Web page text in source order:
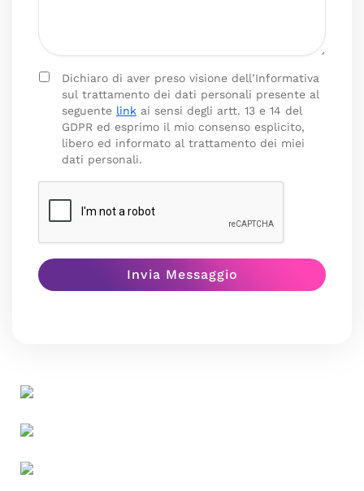
Dichiaro di aver preso visione dell’Informativa
sul trattamento dei dati personali presente al
seguente link ai sensi degli artt. 13 e 14 del
GDPR ed esprimo il mio consenso esplicito,
libero ed informato al trattamento dei miei
dati personali.